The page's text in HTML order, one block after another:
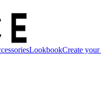
LookbookCreate